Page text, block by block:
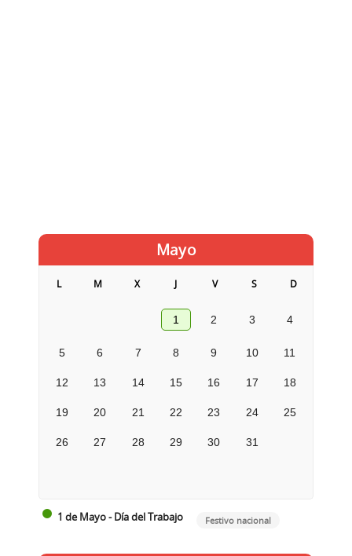
Mayo
L M X J V S D
1 2 3 4
5 6 7 8 9 10 11
12 13 14 15 16 17 18
19 20 21 22 23 24 25
26 27 28 29 30 31
1 de Mayo - Día del Trabajo Festivo nacional